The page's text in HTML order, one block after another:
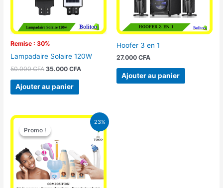
Remise : 30%
Lampadaire Solaire 120W
50.000CFA 35.000CFA
Ajouter au panier
Hoofer 3 en 1
27.000 CFA
Ajouter au panier
23%
Promo !
Promo !
Le
prix
initial
était :
65.000 CFA.
Le
prix
actuel
est :
49.900 CFA.